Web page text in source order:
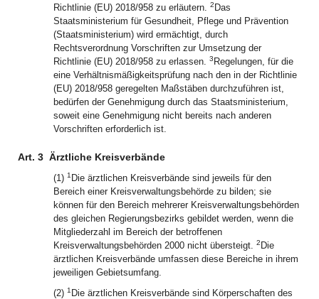
Richtlinie (EU) 2018/958 zu erläutern. 2 Das
Staatsministerium für Gesundheit, Pflege und Prävention
(Staatsministerium) wird ermächtigt, durch
Rechtsverordnung Vorschriften zur Umsetzung der
Richtlinie (EU) 2018/958 zu erlassen. 3 Regelungen, für die
eine Verhältnismäßigkeitsprüfung nach den in der Richtlinie
(EU) 2018/958 geregelten Maßstäben durchzuführen ist,
bedürfen der Genehmigung durch das Staatsministerium,
soweit eine Genehmigung nicht bereits nach anderen
Vorschriften erforderlich ist.
Art. 3 Ärztliche Kreisverbände
(1) 1 Die ärztlichen Kreisverbände sind jeweils für den
Bereich einer Kreisverwaltungsbehörde zu bilden; sie
können für den Bereich mehrerer Kreisverwaltungsbehörden
des gleichen Regierungsbezirks gebildet werden, wenn die
Mitgliederzahl im Bereich der betroffenen
Kreisverwaltungsbehörden 2000 nicht übersteigt. 2 Die
ärztlichen Kreisverbände umfassen diese Bereiche in ihrem
jeweiligen Gebietsumfang.
(2) 1 Die ärztlichen Kreisverbände sind Körperschaften des